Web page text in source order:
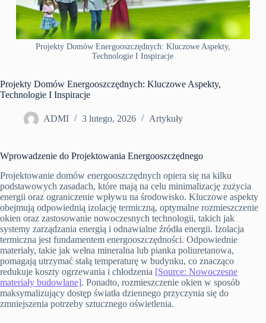
Projekty Domów Energooszczędnych: Kluczowe Aspekty,
Technologie I Inspiracje
Projekty Domów Energooszczędnych: Kluczowe Aspekty,
Technologie I Inspiracje
ADMI 3 lutego, 2026 Artykuły
Wprowadzenie do Projektowania Energooszczędnego
Projektowanie domów energooszczędnych opiera się na kilku
podstawowych zasadach, które mają na celu minimalizację zużycia
energii oraz ograniczenie wpływu na środowisko. Kluczowe aspekty
obejmują odpowiednią izolację termiczną, optymalne rozmieszczenie
okien oraz zastosowanie nowoczesnych technologii, takich jak
systemy zarządzania energią i odnawialne źródła energii. Izolacja
termiczna jest fundamentem energooszczędności. Odpowiednie
materiały, takie jak wełna mineralna lub pianka poliuretanowa,
pomagają utrzymać stałą temperaturę w budynku, co znacząco
redukuje koszty ogrzewania i chłodzenia [Source: Nowoczesne
materiały budowlane]. Ponadto, rozmieszczenie okien w sposób
maksymalizujący dostęp światła dziennego przyczynia się do
zmniejszenia potrzeby sztucznego oświetlenia.